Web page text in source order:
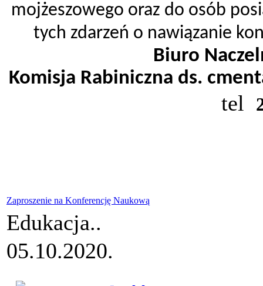
mojżeszowego oraz do osób
tych zdarzeń o nawiązanie
Biuro
Komisja Rabiniczna ds.
tel
Zaproszenie na Konferencję Naukową
Edukacja..
05.10.2020.